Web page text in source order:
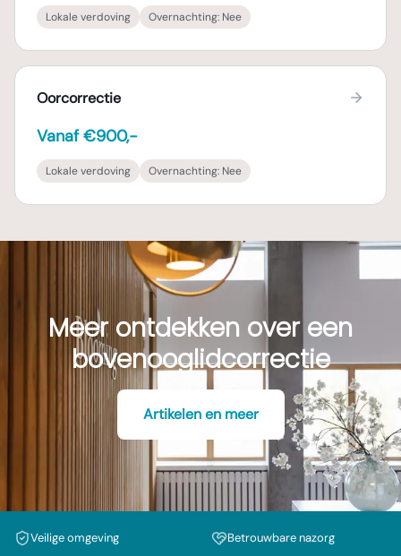
Lokale verdoving Overnachting: Nee
Oorcorrectie
Vanaf €900,-
Lokale verdoving Overnachting: Nee
Meer ontdekken over een
bovenooglidcorrectie
Artikelen en meer
Veilige omgeving Betrouwbare nazorg